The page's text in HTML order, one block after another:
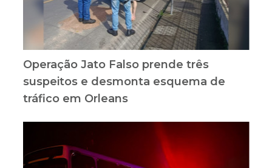
Operação Jato Falso prende três
suspeitos e desmonta esquema de
tráfico em Orleans